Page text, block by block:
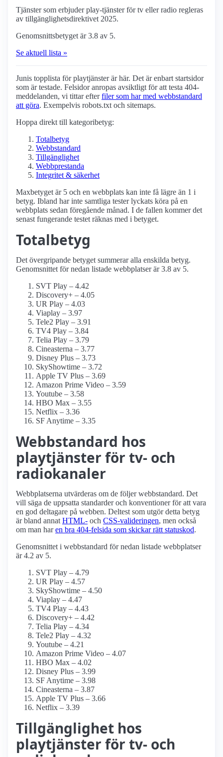
Tjänster som erbjuder play-tjänster för tv eller radio regleras
av tillgänglighetsdirektivet 2025.
Genomsnittsbetyget är 3.8 av 5.
Se aktuell lista »
Junis topplista för playtjänster är här. Det är enbart startsidor
som är testade. Felsidor anropas avsiktligt för att testa 404-
meddelanden, vi tittar efterfiler som har med webbstandard
att göra. Exempelvis robots.txt och sitemaps.
Hoppa direkt till kategoribetyg:
Totalbetyg
Webbstandard
Tillgänglighet
Webbprestanda
Integritet & säkerhet
Maxbetyget är 5 och en webbplats kan inte få lägre än 1 i
betyg. Ibland har inte samtliga tester lyckats köra på en
webbplats sedan föregående månad. I de fallen kommer det
senast fungerande testet räknas med i betyget.
Totalbetyg
Det övergripande betyget summerar alla enskilda betyg.
Genomsnittet för nedan listade webbplatser är 3.8 av 5.
SVT Play – 4.42
Discovery+ – 4.05
UR Play – 4.03
Viaplay – 3.97
Tele2 Play – 3.91
TV4 Play – 3.84
Telia Play – 3.79
Cineasterna – 3.77
Disney Plus – 3.73
SkyShowtime – 3.72
Apple TV Plus – 3.69
Amazon Prime Video – 3.59
Youtube – 3.58
HBO Max – 3.55
Netflix – 3.36
SF Anytime – 3.35
Webbstandard hos
playtjänster för tv- och
radiokanaler
Webbplatserna utvärderas om de följer webbstandard. Det
vill säga de uppsatta standarder och konventioner för att vara
en god deltagare på webben. Deltest som utgör detta betyg
är bland annat HTML- och CSS-valideringen, men också
om man haren bra 404-felsida som skickar rätt statuskod.
Genomsnittet i webbstandard för nedan listade webbplatser
är 4.2 av 5.
SVT Play – 4.79
UR Play – 4.57
SkyShowtime – 4.50
Viaplay – 4.47
TV4 Play – 4.43
Discovery+ – 4.42
Telia Play – 4.34
Tele2 Play – 4.32
Youtube – 4.21
Amazon Prime Video – 4.07
HBO Max – 4.02
Disney Plus – 3.99
SF Anytime – 3.98
Cineasterna – 3.87
Apple TV Plus – 3.66
Netflix – 3.39
Tillgänglighet hos
playtjänster för tv- och